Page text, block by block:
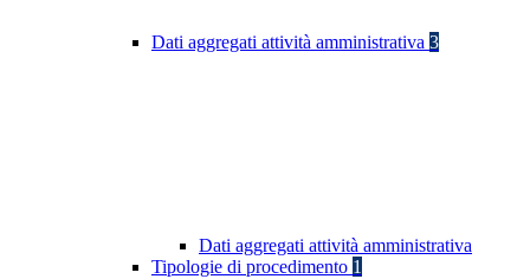
Dati aggregati attività amministrativa 3
Dati aggregati attività amministrativa
Tipologie di procedimento 1